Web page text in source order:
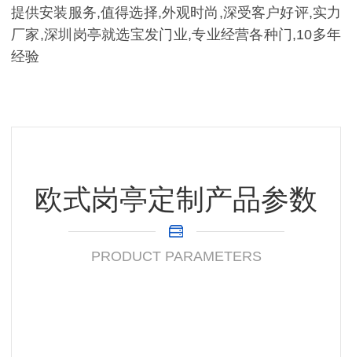
提供安装服务,值得选择,外观时尚,深受客户好评,实力
厂家,深圳岗亭就选宝发门业,专业经营各种门,10多年
经验
欧式岗亭定制产品参数
PRODUCT PARAMETERS